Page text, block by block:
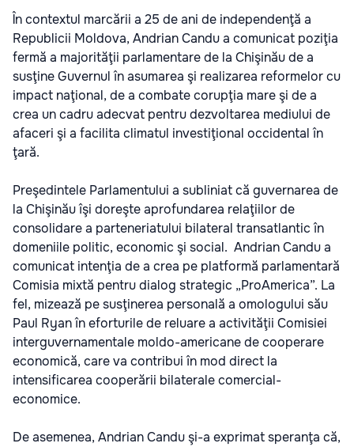
În contextul marcării a 25 de ani de independenţă a
Republicii Moldova, Andrian Candu a comunicat poziţia
fermă a majorităţii parlamentare de la Chişinău de a
susţine Guvernul în asumarea şi realizarea reformelor cu
impact naţional, de a combate corupţia mare şi de a
crea un cadru adecvat pentru dezvoltarea mediului de
afaceri şi a facilita climatul investiţional occidental în
ţară.
Preşedintele Parlamentului a subliniat că guvernarea de
la Chişinău îşi doreşte aprofundarea relaţiilor de
consolidare a parteneriatului bilateral transatlantic în
domeniile politic, economic şi social. Andrian Candu a
comunicat intenţia de a crea pe platformă parlamentară
Comisia mixtă pentru dialog strategic „ProAmerica”. La
fel, mizează pe susţinerea personală a omologului său
Paul Ryan în eforturile de reluare a activităţii Comisiei
interguvernamentale moldo-americane de cooperare
economică, care va contribui în mod direct la
intensificarea cooperării bilaterale comercial-
economice.
De asemenea, Andrian Candu şi-a exprimat speranţa că,